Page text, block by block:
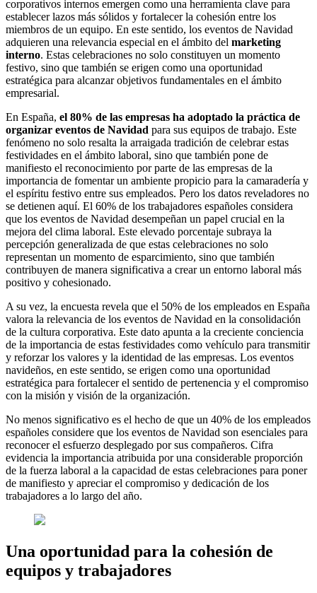
corporativos internos emergen como una herramienta clave para
establecer lazos más sólidos y fortalecer la cohesión entre los
miembros de un equipo. En este sentido, los eventos de Navidad
adquieren una relevancia especial en el ámbito del marketing
interno. Estas celebraciones no solo constituyen un momento
festivo, sino que también se erigen como una oportunidad
estratégica para alcanzar objetivos fundamentales en el ámbito
empresarial.
En España, el 80% de las empresas ha adoptado la práctica de
organizar eventos de Navidad para sus equipos de trabajo. Este
fenómeno no solo resalta la arraigada tradición de celebrar estas
festividades en el ámbito laboral, sino que también pone de
manifiesto el reconocimiento por parte de las empresas de la
importancia de fomentar un ambiente propicio para la camaradería y
el espíritu festivo entre sus empleados. Pero los datos reveladores no
se detienen aquí. El 60% de los trabajadores españoles considera
que los eventos de Navidad desempeñan un papel crucial en la
mejora del clima laboral. Este elevado porcentaje subraya la
percepción generalizada de que estas celebraciones no solo
representan un momento de esparcimiento, sino que también
contribuyen de manera significativa a crear un entorno laboral más
positivo y cohesionado.
A su vez, la encuesta revela que el 50% de los empleados en España
valora la relevancia de los eventos de Navidad en la consolidación
de la cultura corporativa. Este dato apunta a la creciente conciencia
de la importancia de estas festividades como vehículo para transmitir
y reforzar los valores y la identidad de las empresas. Los eventos
navideños, en este sentido, se erigen como una oportunidad
estratégica para fortalecer el sentido de pertenencia y el compromiso
con la misión y visión de la organización.
No menos significativo es el hecho de que un 40% de los empleados
españoles considere que los eventos de Navidad son esenciales para
reconocer el esfuerzo desplegado por sus compañeros. Cifra
evidencia la importancia atribuida por una considerable proporción
de la fuerza laboral a la capacidad de estas celebraciones para poner
de manifiesto y apreciar el compromiso y dedicación de los
trabajadores a lo largo del año.
Una oportunidad para la cohesión de
equipos y trabajadores